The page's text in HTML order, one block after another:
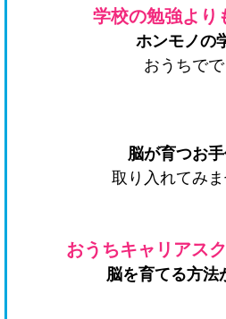
学校の勉強より
ホンモノの
おうちで
脳が育つお
取り入れてみま
おうちキャリアス
脳を育てる方法